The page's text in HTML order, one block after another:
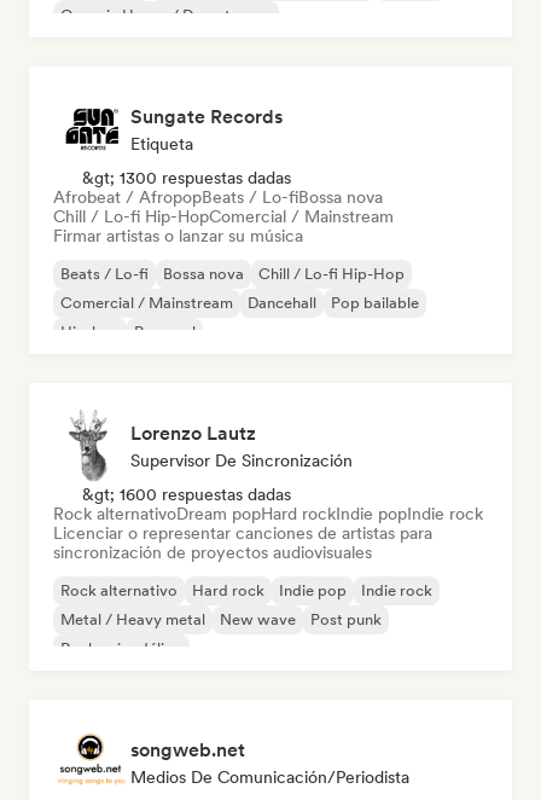
Organic House / Downtempo
Sungate Records
Etiqueta
&gt; 1300 respuestas dadas
Afrobeat / AfropopBeats / Lo-fiBossa nova
Chill / Lo-fi Hip-HopComercial / Mainstream
Firmar artistas o lanzar su música
Beats / Lo-fi Bossa nova
Chill / Lo-fi Hip-Hop
Comercial / Mainstream
Dancehall
Pop bailable
Hip-hop
Pop soul
Lorenzo Lautz
Supervisor De Sincronización
&gt; 1600 respuestas dadas
Rock alternativoDream popHard rockIndie popIndie rock
Licenciar o representar canciones de artistas para
sincronización de proyectos audiovisuales
Rock alternativo Hard rock Indie pop
Indie rock
Metal / Heavy metal
New wave
Post punk
Rock psicodélico
songweb.net
Medios De Comunicación/Periodista